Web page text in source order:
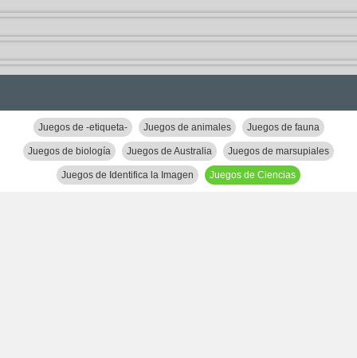
Juegos de -etiqueta- Juegos de animales Juegos de fauna
Juegos de biología Juegos de Australia Juegos de marsupiales
Juegos de Identifica la Imagen Juegos de Ciencias